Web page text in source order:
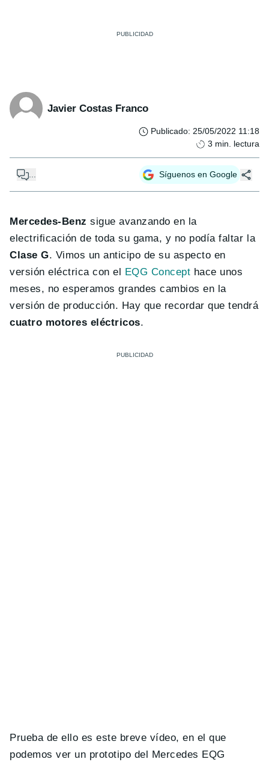
Javier Costas Franco
Publicado: 25/05/2022 11:18
3 min. lectura
Síguenos en Google
Mercedes-Benz sigue avanzando en la
electrificación de toda su gama, y no podía faltar la
Clase G. Vimos un anticipo de su aspecto en
versión eléctrica con el EQG Concept hace unos
meses, no esperamos grandes cambios en la
versión de producción. Hay que recordar que tendrá
cuatro motores eléctricos.
Prueba de ello es este breve vídeo, en el que
podemos ver un prototipo del Mercedes EQG